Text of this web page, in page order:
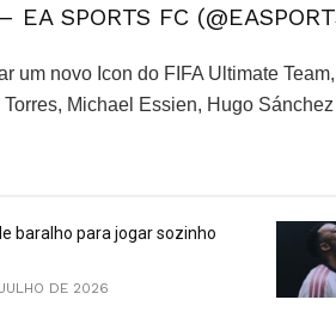
EA SPORTS FC
um novo Icon do FIFA Ultimate
Michael Essien, Hugo
baralho para jogar sozinho
DE 2026